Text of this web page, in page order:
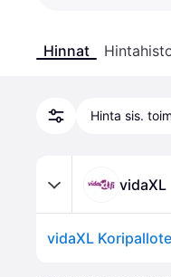
Hinnat
Hinta sis.
vidaXL
vidaXL